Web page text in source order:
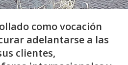
como vocación
adelantarse a las
clientes,